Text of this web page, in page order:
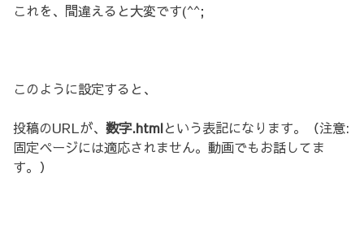
これを、間違えると大変です(^^;
このように設定すると、
投稿のURLが、数字.htmlという表記になります。（注意:
固定ページには適応されません。動画でもお話してま
す。）